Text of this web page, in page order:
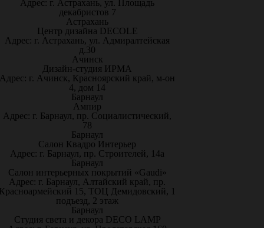
Адрес: г. Астрахань, ул. Площадь
декабристов 7
Астрахань
Центр дизайна DECOLE
Адрес: г. Астрахань, ул. Адмиралтейская
д.30
Ачинск
Дизайн-студия ИРМА
Адрес: г. Ачинск, Красноярский край, м-он
4, дом 14
Барнаул
Ампир
Адрес: г. Барнаул, пр. Социалистический,
78
Барнаул
Салон Квадро Интерьер
Адрес: г. Барнаул, пр. Строителей, 14а
Барнаул
Салон интерьерных покрытий «Gaudi»
Адрес: г. Барнаул, Алтайский край, пр.
15, ТОЦ Демидовский, 1
подъезд, 2 этаж
Барнаул
Студия света и декора DECO LAMP